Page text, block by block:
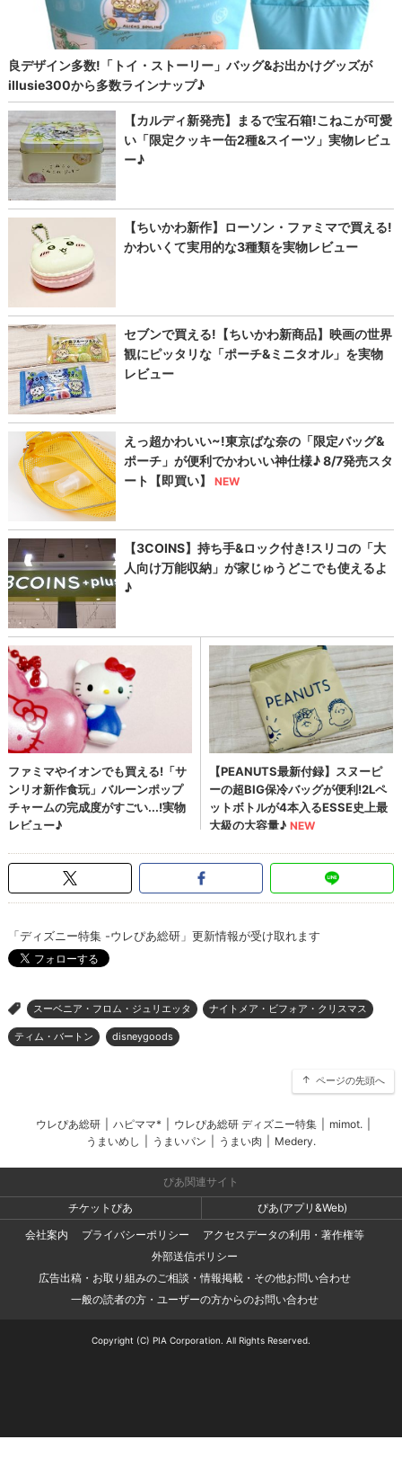
「ディズニー特集 -ウレぴあ総研」更新情報が受け取れます
> スーベニア・フロム・ジュリエッタ ナイトメア・ビフォア・クリスマス
ティム・バートン disneygoods
ページの先頭へ
ウレぴあ総研 ハピママ* ウレぴあ総研 ディズニー特集 mimot.
うまいめし
うまいパン うまい肉 Medery.
ぴあ関連サイト
チケットぴあ
ぴあ(アプリ&Web)
会社案内
プライバシーポリシー
アクセスデータの利用・著作権等
外部送信ポリシー
広告出稿・お取り組みのご相談・情報掲載・その他お問い合わせ
一般の読者の方・ユーザーの方からのお問い合わせ
Copyright (C) PIA Corporation. All Rights Reserved.